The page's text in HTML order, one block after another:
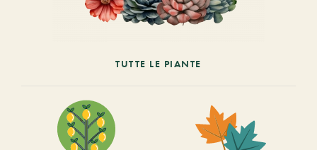
TUTTE LE PIANTE